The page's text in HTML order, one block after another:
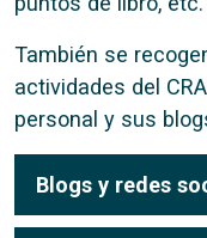
También se
actividades del
personal y sus
Blogs y redes